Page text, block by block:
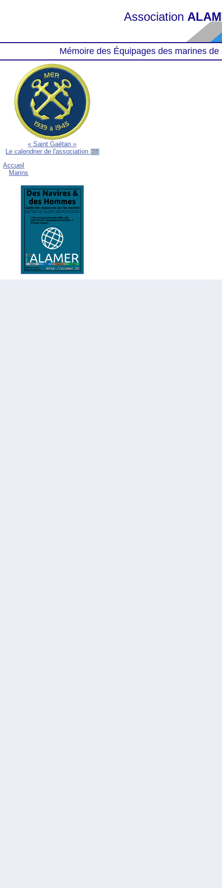
Association
Mémoire des Équipages des marines
« Saint Gaétan »
Le calendrier de l'association
Accueil
Marins